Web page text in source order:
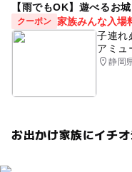
【雨でもOK】遊べるお
クーポン 家族みんな入場
子連れ
アミュ
静岡
お出かけ家族にイチ